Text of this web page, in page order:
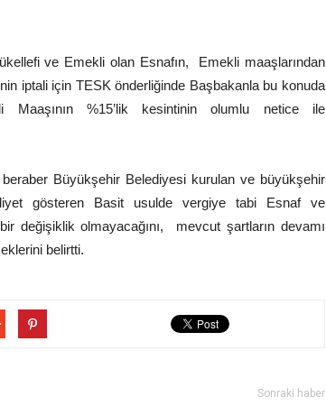
ve Emekli olan Esnafın, Emekli maaşlarından
iptali için TESK önderliğinde Başbakanla bu konuda
Maaşının %15’lik kesintinin olumlu netice ile
Büyükşehir Belediyesi kurulan ve büyükşehir
gösteren Basit usulde vergiye tabi Esnaf ve
değişiklik olmayacağını, mevcut şartların devamı
belirtti.
Sonraki haber